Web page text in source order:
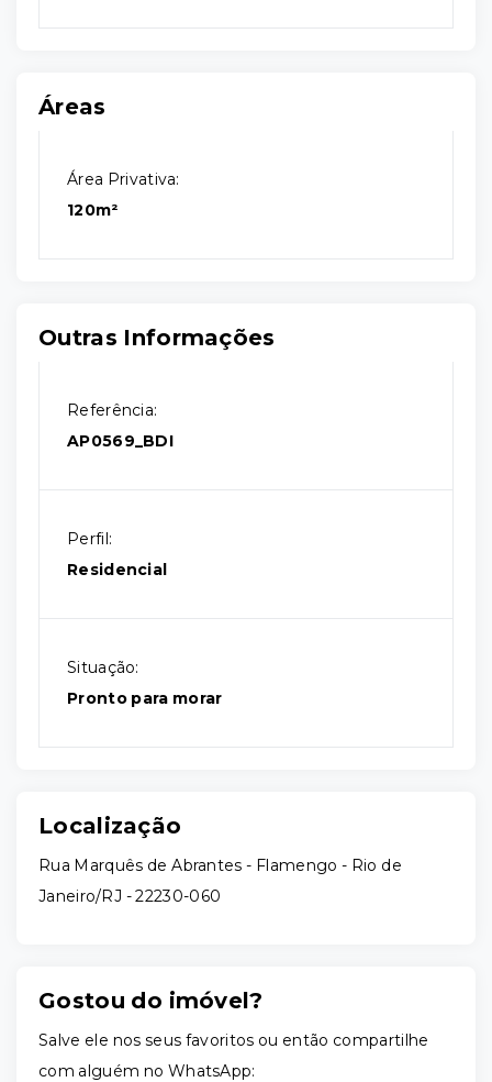
Áreas
Área Privativa:
120m²
Outras Informações
Referência:
AP0569_BDI
Perfil:
Residencial
Situação:
Pronto para morar
Localização
Rua Marquês de Abrantes - Flamengo - Rio de
Janeiro/RJ - 22230-060
Gostou do imóvel?
Salve ele nos seus favoritos ou então compartilhe
com alguém no WhatsApp: